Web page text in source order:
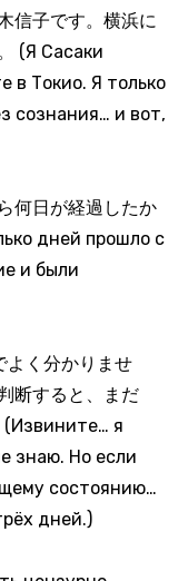
信子です。横浜に
(Я Сасаки
в Токио. Я только
сознания… и вот,
何日が経過したか
дней прошло с
и были
よく分かりませ
断すると、まだ
(Извините… я
знаю. Но если
состоянию…
дней.)